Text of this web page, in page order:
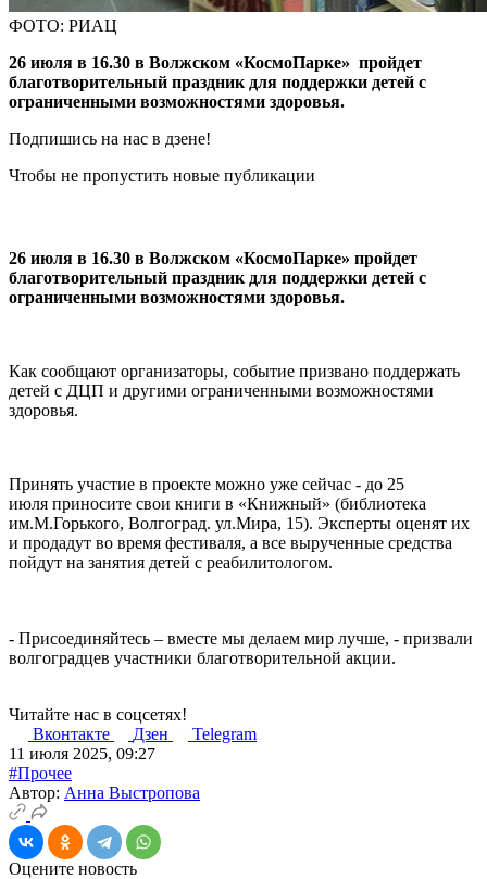
ФОТО: РИАЦ
26 июля в 16.30 в Волжском «КосмоПарке» пройдет
благотворительный праздник для поддержки детей с
ограниченными возможностями здоровья.
Подпишись на нас в дзене!
Чтобы не пропустить новые публикации
26 июля в 16.30 в Волжском «КосмоПарке» пройдет
благотворительный праздник для поддержки детей с
ограниченными возможностями здоровья.
Как сообщают организаторы, событие призвано поддержать
детей с ДЦП и другими ограниченными возможностями
здоровья.
Принять участие в проекте можно уже сейчас - до 25
июля приносите свои книги в «Книжный» (библиотека
им.М.Горького, Волгоград. ул.Мира, 15). Эксперты оценят их
и продадут во время фестиваля, а все вырученные средства
пойдут на занятия детей с реабилитологом.
- Присоединяйтесь – вместе мы делаем мир лучше, - призвали
волгоградцев участники благотворительной акции.
Читайте нас в соцсетях!
Вконтакте
Дзен
Telegram
11 июля 2025, 09:27
#Прочее
Автор: Анна Выстропова
Оцените новость